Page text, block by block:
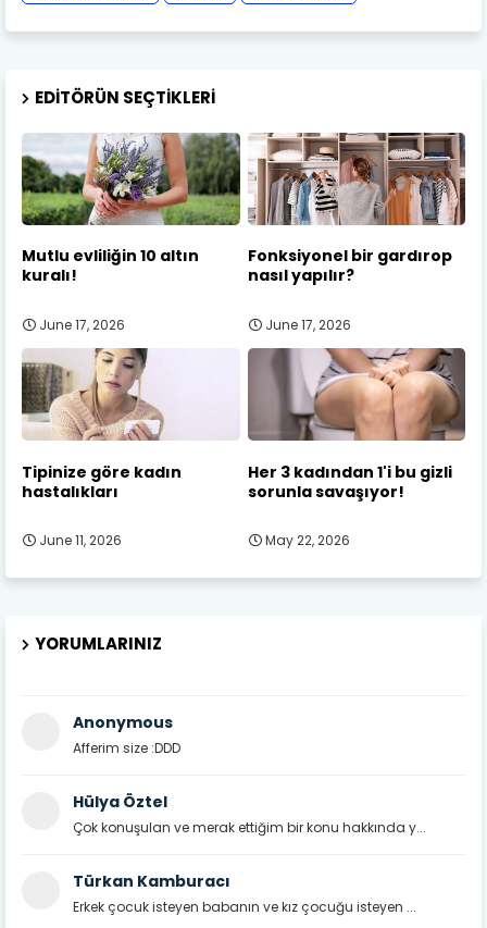
EDITÖRÜN SEÇTIKLERI
Mutlu evliliğin 10 altın
kuralı!
June 17, 2026
Fonksiyonel bir gardırop
nasıl yapılır?
June 17, 2026
Tipinize göre kadın
hastalıkları
June 11, 2026
Her 3 kadından 1'i bu gizli
sorunla savaşıyor!
May 22, 2026
YORUMLARINIZ
Anonymous
Afferim size :DDD
Hülya Öztel
Çok konuşulan ve merak ettiğim bir konu hakkında y...
Türkan Kamburacı
Erkek çocuk isteyen babanın ve kız çocuğu isteyen ...